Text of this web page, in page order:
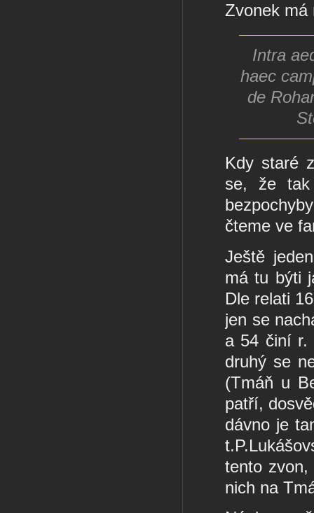
Zvonek má
Intra
haec
de
Kdy staré
se, že
čteme ve
Ještě
má tu býti
Dle relati
jen se
a 54 činí r.
druhý se
(Tmáň u
patří,
dávno je
tento zvon,
nich na